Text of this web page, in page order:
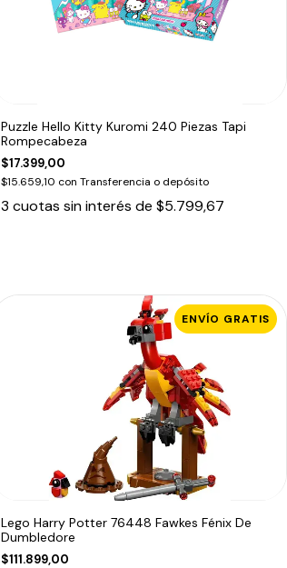
Puzzle Hello Kitty Kuromi 240 Piezas Tapi
Rompecabeza
$17.399,00
$15.659,10 con Transferencia o depósito
3 cuotas sin interés de$5.799,67
ENVÍO GRATIS
Lego Harry Potter 76448 Fawkes Fénix De
Dumbledore
$111.899,00